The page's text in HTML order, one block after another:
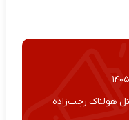
هولناک رجب‌زاده